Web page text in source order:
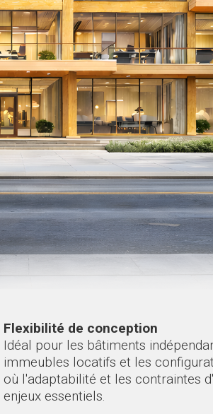
Flexibilité de conception
Idéal pour les bâtiments
immeubles locatifs et les
où l'adaptabilité et les contraintes
enjeux essentiels.